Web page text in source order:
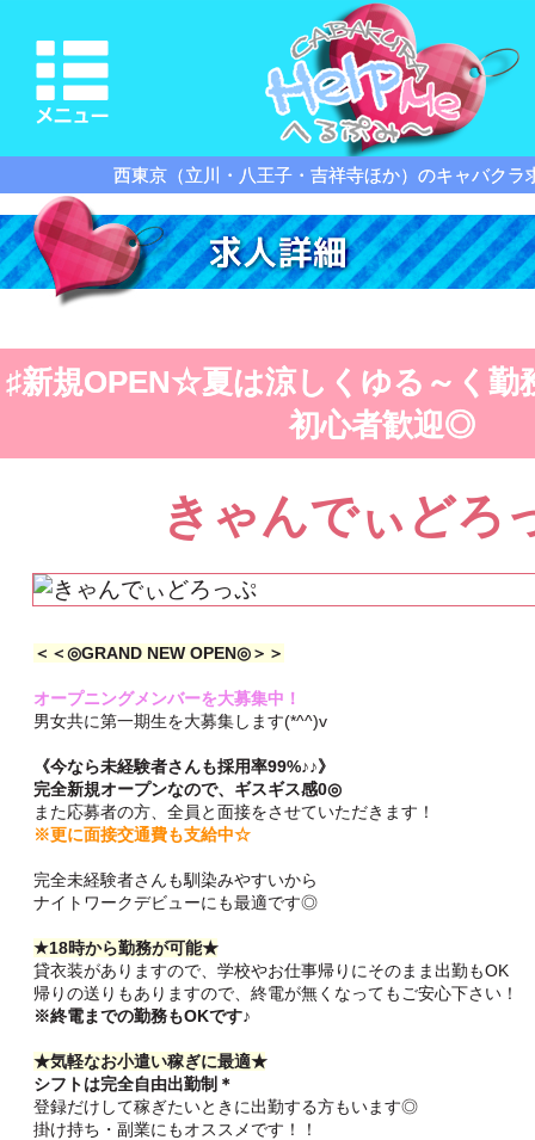
西東京（立川・八王子・吉祥寺ほか）のキャバクラ
♯新規OPEN☆夏は涼しくゆる～く
初心者歓迎◎
きゃんでぃどろ
＜＜◎GRAND NEW OPEN◎＞＞
オープニングメンバーを大募集中！
男女共に第一期生を大募集します(*^^)v
《今なら未経験者さんも採用率99%♪♪》
完全新規オープンなので、ギスギス感0◎
また応募者の方、全員と面接をさせていただきます！
※更に面接交通費も支給中☆
完全未経験者さんも馴染みやすいから
ナイトワークデビューにも最適です◎
★18時から勤務が可能★
貸衣装がありますので、学校やお仕事帰りにそのまま出勤もOK
帰りの送りもありますので、終電が無くなってもご安心下さい！
※終電までの勤務もOKです♪
★気軽なお小遣い稼ぎに最適★
シフトは完全自由出勤制＊
登録だけして稼ぎたいときに出勤する方もいます◎
掛け持ち・副業にもオススメです！！